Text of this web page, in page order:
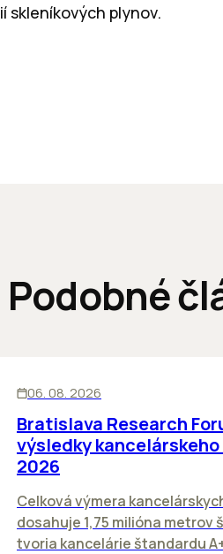
skleníkových plynov.
Podobné
06. 08. 2026
Bratislava Research
výsledky
2026
Celková výmera
dosahuje 1,75 milióna metrov
tvoria kancelárie štandardu